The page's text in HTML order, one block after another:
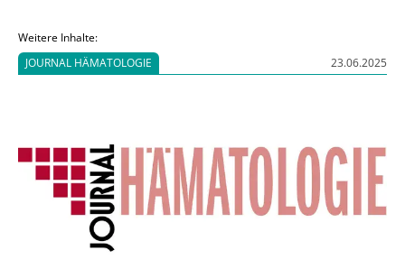
fortgeschrittenen UrC mit besonderem Fokus auf
zielgerichtete Therapien. Retrospektive Metaanalysen
Erstlinientherapie. Fallberichte und kleine Fallserien
deuten darauf hin, dass präzisionsonkologische
Ansätze bei ausgewählten Patient:innen wirksam sein
können.
Weitere Inhalte:
JOURNAL HÄMATOLOGIE
23.06.2025